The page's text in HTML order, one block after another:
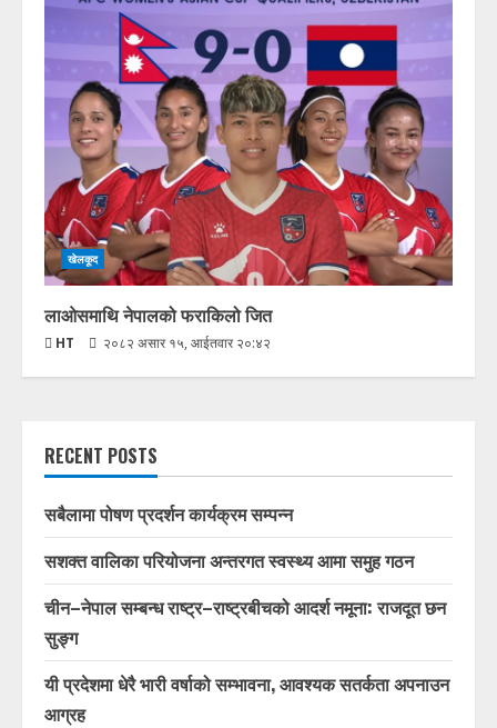
खेलकूद
लाओसमाथि नेपालको फराकिलो जित
HT २०८२ असार १५, आईतवार २०:४२
RECENT POSTS
सबैलामा पोषण प्रदर्शन कार्यक्रम सम्पन्न
सशक्त वालिका परियोजना अन्तरगत स्वस्थ्य आमा समुह गठन
चीन–नेपाल सम्बन्ध राष्ट्र–राष्ट्रबीचको आदर्श नमूना: राजदूत छन
सुङ्ग
यी प्रदेशमा धेरै भारी वर्षाको सम्भावना, आवश्यक सतर्कता अपनाउन
आग्रह